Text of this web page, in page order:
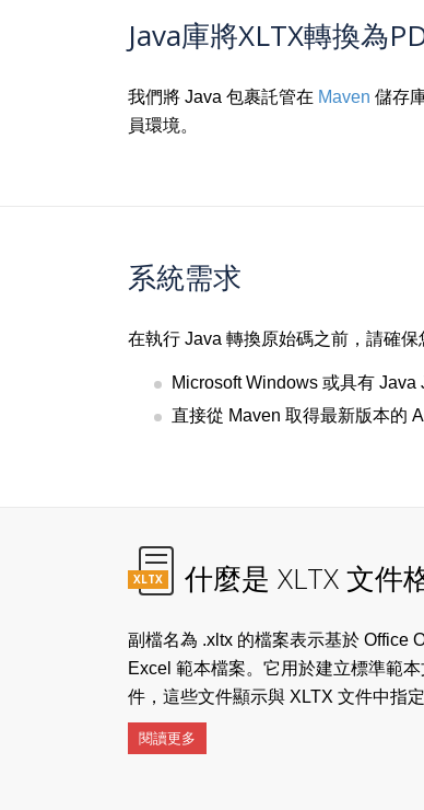
Java庫將XLTX轉換為
我們將 Java 包裹託管在 Maven 儲存
員環境。
系統需求
在執行 Java 轉換原始碼之前，請確保
Microsoft Windows 或具有
直接從 Maven 取得最新版本的
XLTX 什麼是 XLTX 文件
副檔名為 .xltx 的檔案表示基於 Office
Excel 範本檔案。它用於建立標準範
件，這些文件顯示與 XLTX 文件中指定
閱讀更多